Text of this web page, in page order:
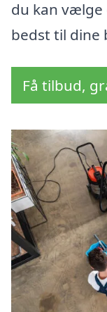
du kan vælge
bedst til dine
Få tilbud,